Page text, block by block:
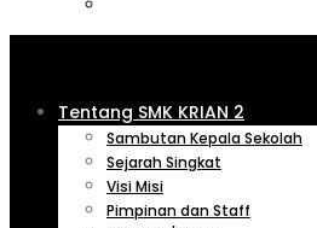
Tentang SMK KRIAN 2
Sambutan Kepala Sekolah
Sejarah Singkat
Visi Misi
Pimpinan dan Staff